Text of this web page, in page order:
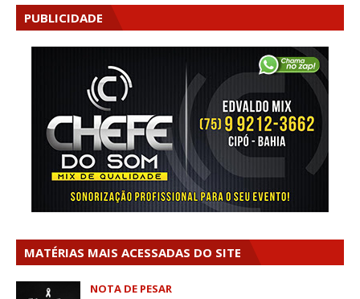
PUBLICIDADE
MATÉRIAS MAIS ACESSADAS DO SITE
NOTA DE PESAR